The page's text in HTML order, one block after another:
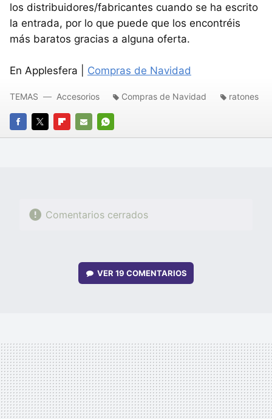
los distribuidores/fabricantes cuando se ha escrito
la entrada, por lo que puede que los encontréis
más baratos gracias a alguna oferta.
En Applesfera | Compras de Navidad
FACEBOOK
TWITTERFLIPBOARD
E-
WHATSAPP
TEMAS Accesorios Compras de Navidad ratones
Comentarios cerrados
VER 19 COMENTARIOS